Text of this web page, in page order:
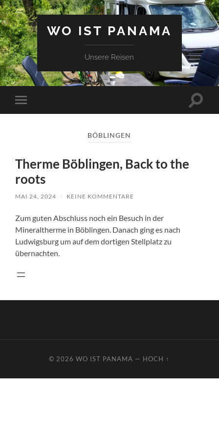
WO IST PANAMA
Unsere Reisen
Mobile-
Menü
BÖBLINGEN
Therme Böblingen, Back to the
roots
MAI 24, 2024 / KEINE KOMMENTARE
Zum guten Abschluss noch ein Besuch in der
Mineraltherme in Böblingen. Danach ging es nach
Ludwigsburg um auf dem dortigen Stellplatz zu
übernachten.
© 2026WO IST PANAMA — HOCH ↑